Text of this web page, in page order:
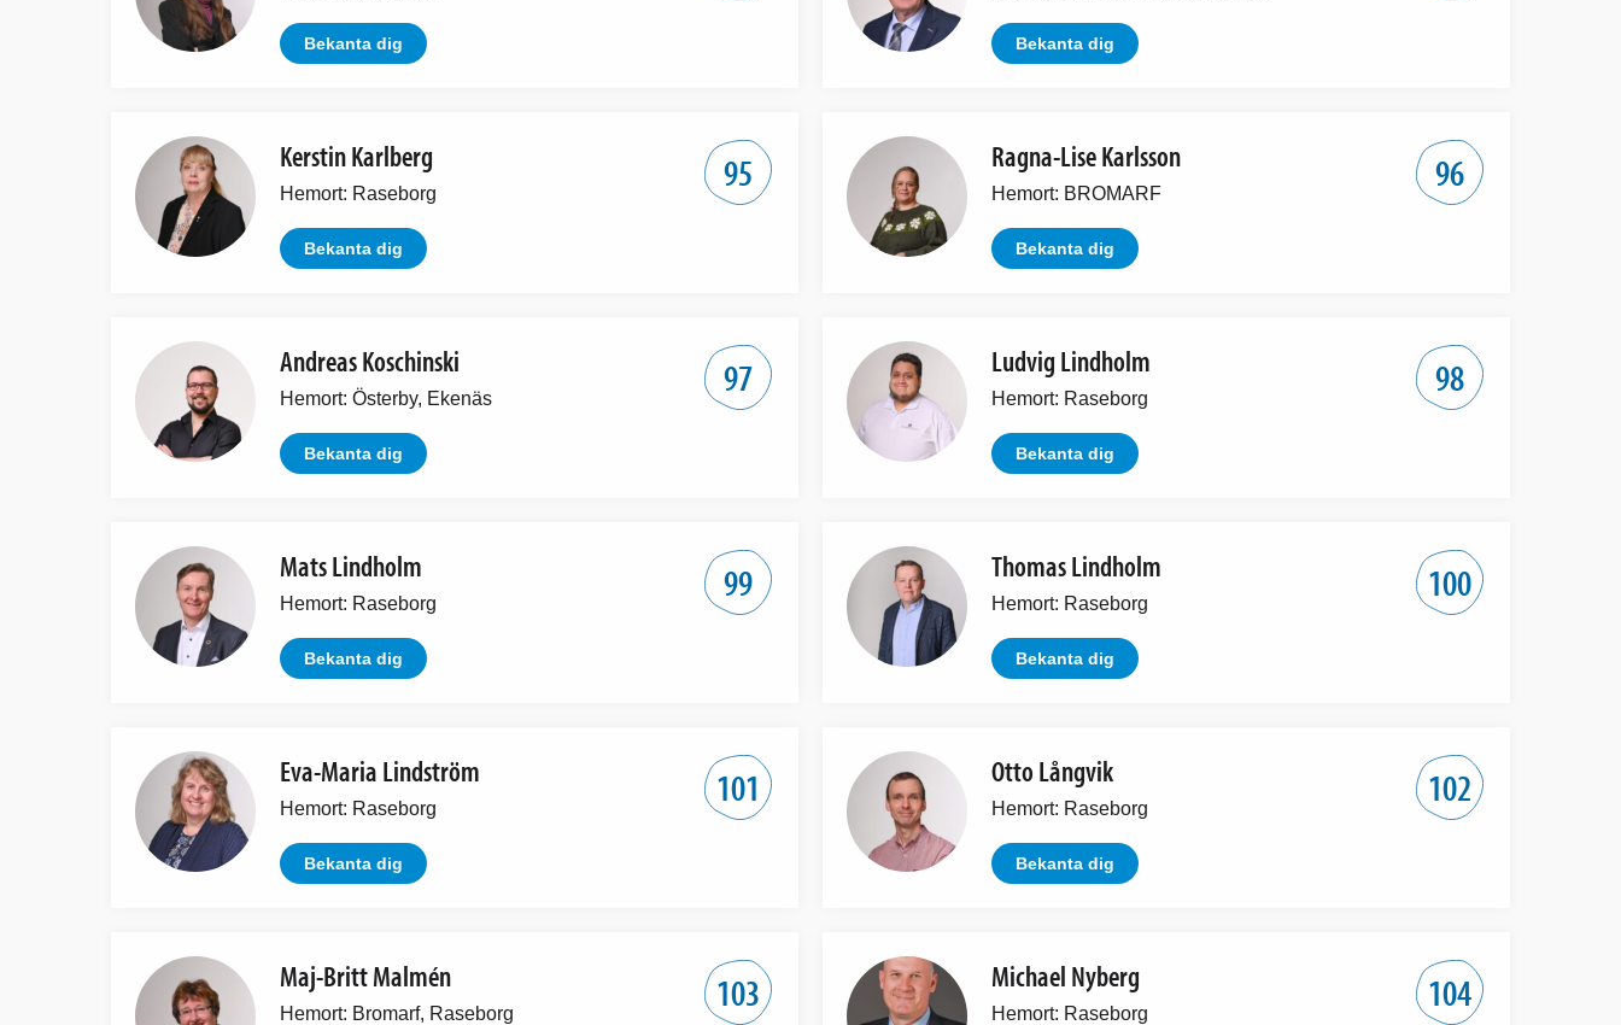
Bekanta dig Bekanta dig
95
Kerstin Karlberg
Hemort: Raseborg
Bekanta dig
96
Ragna-Lise Karlsson
Hemort: BROMARF
Bekanta dig
97
Andreas Koschinski
Hemort: Österby, Ekenäs
Bekanta dig
98
Ludvig Lindholm
Hemort: Raseborg
Bekanta dig
99
Mats Lindholm
Hemort: Raseborg
Bekanta dig
100
Thomas Lindholm
Hemort: Raseborg
Bekanta dig
101
Eva-Maria Lindström
Hemort: Raseborg
Bekanta dig
102
Otto Långvik
Hemort: Raseborg
Bekanta dig
103
Maj-Britt Malmén
Hemort: Bromarf, Raseborg 104
Michael Nyberg
Hemort: Raseborg